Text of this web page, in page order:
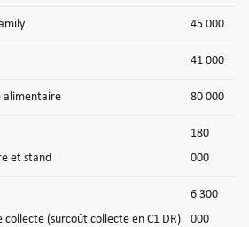
45 000
41 000
alimentaire 80 000
et stand
180
000
collecte (surcoût collecte en C1 DR)
6 300
000